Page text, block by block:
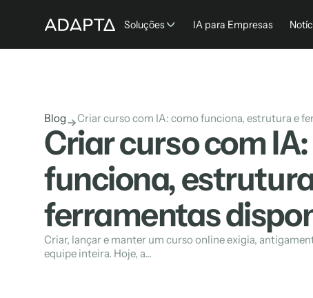
Soluções IA para Empresas
Blog Criar curso com IA: como funciona, estrutura e
Criar curso com
funciona,
ferramentas
Criar, lançar e manter um curso online exigia,
equipe inteira. Hoje, a...